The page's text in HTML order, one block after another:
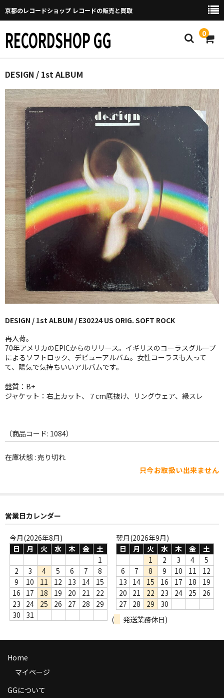
京都のレコードショップ レコードの販売と買取
RECORDSHOP GG 0
Home
マイページ
GGについて
買取について
取り置きなどについて
Categories
New Arrivals
新譜
GG RECORD （当店のレーベル）
全商品
JAZZ-US
BLUE NOTE
JAZZ-EU
JAZZ-JP
JAZZ-VOCAL
J-POP
FOLK,SSW
レア盤（1万円以上）
Webのみ no.1
Webのみ no.2
Webのみ no.3
Webのみ no.4
売り切れ
Help
送料
DESIGN / 1st ALBUM
DESIGN / 1st ALBUM / E30224 US ORIG. SOFT ROCK
再入荷。
70年アメリカのEPICからのリリース。イギリスのコーラスグループ
によるソフトロック、デビューアルバム。女性コーラスも入って
て、陽気で気持ちいいアルバムです。
盤質：B+
ジャケット：右上カット、７cm底抜け、リングウェア、縁スレ
（商品コード: 1084）
在庫状態 : 売り切れ
只今お取扱い出来ません
営業日カレンダー
今月(2026年8月)
日
月 火 水 木 金
土
1
2
3 4 5 6 7
8
9
10 11 12 13 14
15
16
17 18 19 20 21
22
23
24 25 26 27 28
29
30
31
翌月(2026年9月)
日
月 火 水 木 金
土
1
2 3 4
5
6
7 8 9 10 11
12
13
14 15 16 17 18
19
20
21 22 23 24 25
26
27
28 29
30
(
発送業務休日)
Home
マイページ
GGについて